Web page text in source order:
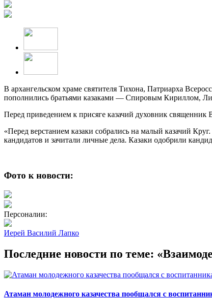
В архангельском храме святителя Тихона, Патриарха
пополнились братьями казаками — Спировым Кириллом,
Перед приведением к присяге казачий духовник
«Перед верстанием казаки собрались на малый казачий
кандидатов и зачитали личные дела. Казаки одобрили
Фото к новости:
Персоналии:
Иерей Василий Лапко
Последние новости по теме:
Атаман молодежного казачества пообщался с